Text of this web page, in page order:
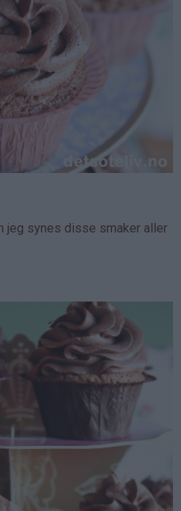
jeg synes disse smaker aller